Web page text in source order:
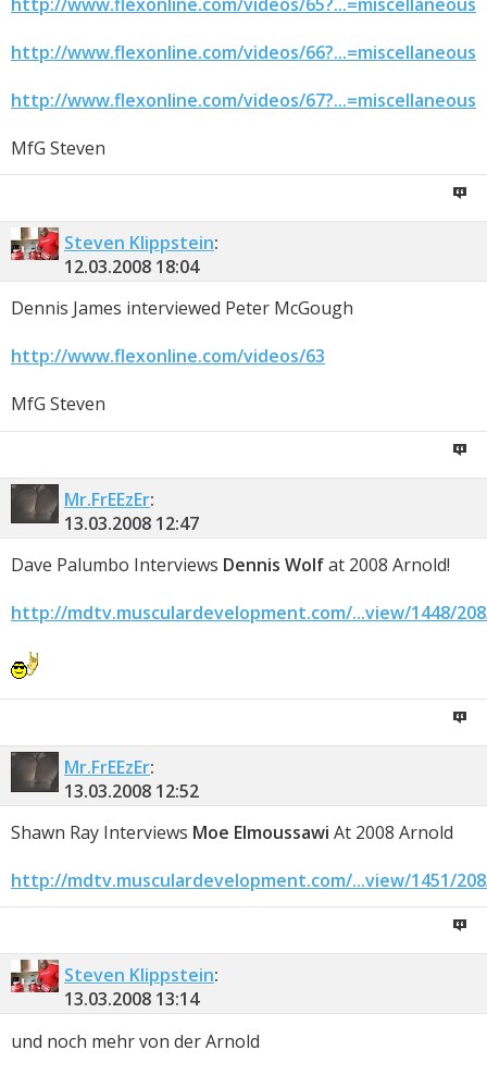
http://www.flexonline.com/videos/66?...=miscellaneous
http://www.flexonline.com/videos/67?...=miscellaneous
MfG Steven
Steven Klippstein:
12.03.2008 18:04
Dennis James interviewed Peter McGough
http://www.flexonline.com/videos/63
MfG Steven
Mr.FrEEzEr:
13.03.2008 12:47
Dave Palumbo Interviews Dennis Wolfat 2008 Arnold!
http://mdtv.musculardevelopment.com/...view/1448/
Mr.FrEEzEr:
13.03.2008 12:52
Shawn Ray Interviews Moe Elmoussawi At 2008 Arnold
http://mdtv.musculardevelopment.com/...view/1451/
Steven Klippstein:
13.03.2008 13:14
und noch mehr von der Arnold